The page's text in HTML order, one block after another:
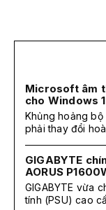
Microsoft âm
cho Windows
Khủng hoảng
phải thay đổi
GIGABYTE
AORUS
GIGABYTE vừa
tính (PSU) cao